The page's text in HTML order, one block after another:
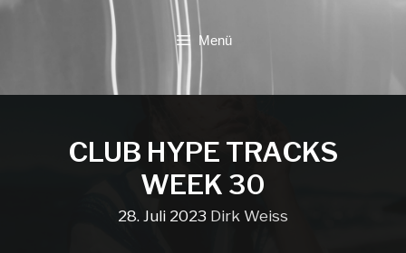
Menü
CLUB HYPE TRACKS
WEEK 30
28. Juli 2023 Dirk Weiss